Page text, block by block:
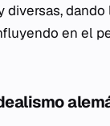
diversas,
en el